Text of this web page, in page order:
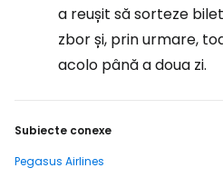
a reușit să sorteze
zbor și, prin urmare,
acolo până a doua zi.
Subiecte conexe
Pegasus Airlines